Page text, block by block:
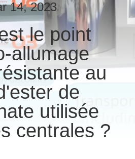
14, 2023
le point
allumage
au
de
utilisée
centrales ?